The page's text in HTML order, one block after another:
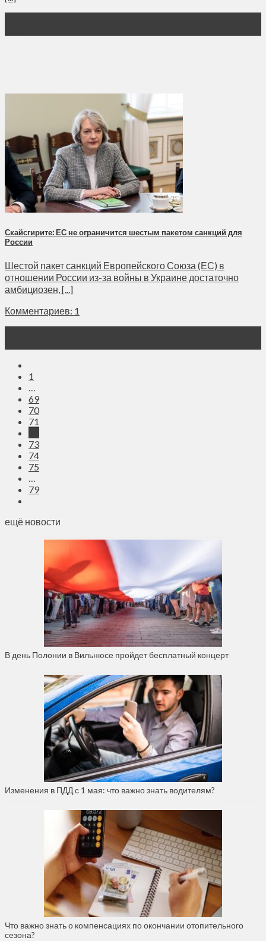
Скайсгирите: ЕС не ограничится шестым пакетом санкций для
России
Шестой пакет санкций Европейского Союза (ЕС) в
отношении России из-за войны в Украине достаточно
амбициозен, [...]
Комментариев: 1
1
…
69
70
71
73
74
75
…
79
ещё новости
В день Полонии в Вильнюсе пройдет бесплатный концерт
Изменения в ПДД с 1 мая: что важно знать водителям?
Что важно знать о компенсациях по окончании отопительного
сезона?